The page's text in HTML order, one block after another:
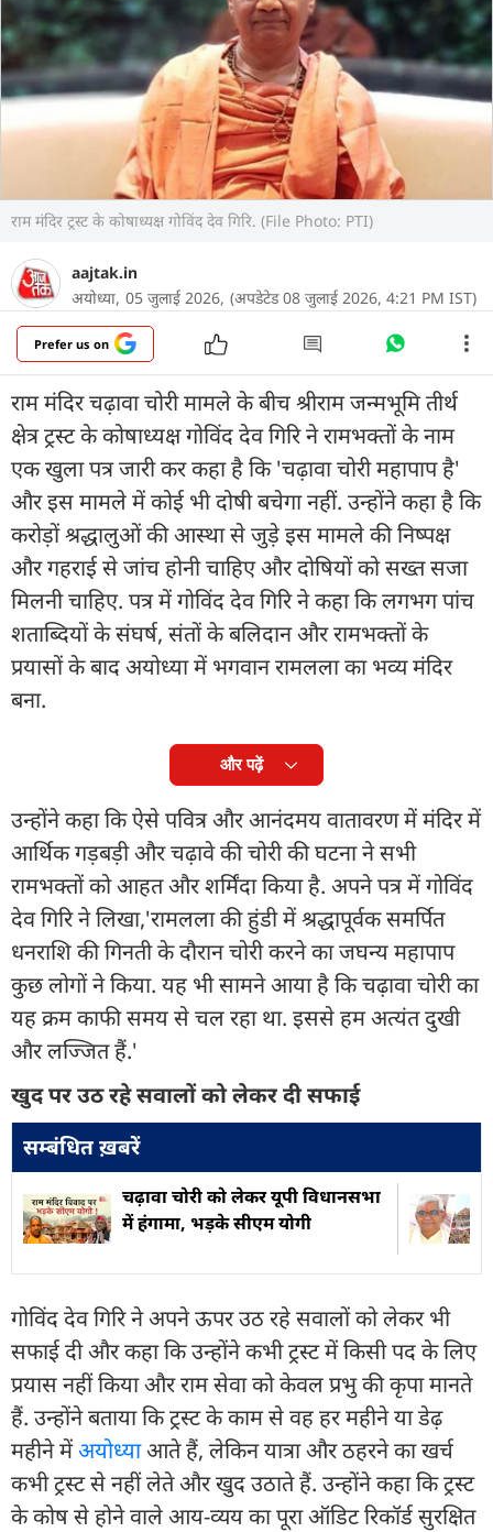
राम मंदिर ट्रस्ट के कोषाध्यक्ष गोविंद देव गिरि. (File Photo: PTI)
aajtak.in
अयोध्या, 05 जुलाई 2026, (अपडेटेड 08 जुलाई 2026, 4:21 PM IST)
Prefer us on
राम मंदिर चढ़ावा चोरी मामले के बीच श्रीराम जन्मभूमि तीर्थ
क्षेत्र ट्रस्ट के कोषाध्यक्ष गोविंद देव गिरि ने रामभक्तों के नाम
एक खुला पत्र जारी कर कहा है कि 'चढ़ावा चोरी महापाप है'
और इस मामले में कोई भी दोषी बचेगा नहीं. उन्होंने कहा है कि
करोड़ों श्रद्धालुओं की आस्था से जुड़े इस मामले की निष्पक्ष
और गहराई से जांच होनी चाहिए और दोषियों को सख्त सजा
मिलनी चाहिए. पत्र में गोविंद देव गिरि ने कहा कि लगभग पांच
शताब्दियों के संघर्ष, संतों के बलिदान और रामभक्तों के
प्रयासों के बाद अयोध्या में भगवान रामलला का भव्य मंदिर
बना.
और पढ़ें
उन्होंने कहा कि ऐसे पवित्र और आनंदमय वातावरण में मंदिर में
आर्थिक गड़बड़ी और चढ़ावे की चोरी की घटना ने सभी
रामभक्तों को आहत और शर्मिंदा किया है. अपने पत्र में गोविंद
देव गिरि ने लिखा,'रामलला की हुंडी में श्रद्धापूर्वक समर्पित
धनराशि की गिनती के दौरान चोरी करने का जघन्य महापाप
कुछ लोगों ने किया. यह भी सामने आया है कि चढ़ावा चोरी का
यह क्रम काफी समय से चल रहा था. इससे हम अत्यंत दुखी
और लज्जित हैं.'
खुद पर उठ रहे सवालों को लेकर दी सफाई
सम्बंधित ख़बरें
चढ़ावा चोरी को लेकर यूपी विधानसभा
में हंगामा, भड़के सीएम योगी
गोविंद देव गिरि ने अपने ऊपर उठ रहे सवालों को लेकर भी
सफाई दी और कहा कि उन्होंने कभी ट्रस्ट में किसी पद के लिए
प्रयास नहीं किया और राम सेवा को केवल प्रभु की कृपा मानते
हैं. उन्होंने बताया कि ट्रस्ट के काम से वह हर महीने या डेढ़
महीने मेंअयोध्याआते हैं, लेकिन यात्रा और ठहरने का खर्च
कभी ट्रस्ट से नहीं लेते और खुद उठाते हैं. उन्होंने कहा कि ट्रस्ट
के कोष से होने वाले आय-व्यय का पूरा ऑडिट रिकॉर्ड सुरक्षित